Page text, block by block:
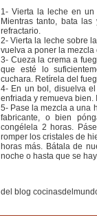
1- Vierta la leche en
Mientras tanto, bata
refractario.
2- Vierta la leche sobre
vuelva a poner la
3- Cueza la crema a
que esté lo
cuchara. Retírela del
4- En un bol, disuelva
enfriada y remueva bien.
5- Pase la mezcla a una
fabricante, o bien
congélela 2 horas.
romper los cristales de
horas más. Bátala de
noche o hasta que se
del blog